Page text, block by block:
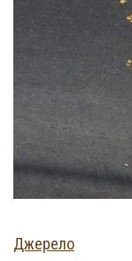
Джерело